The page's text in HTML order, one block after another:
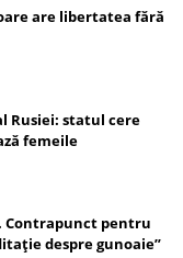
are libertatea fără
Rusiei: statul cere
femeile
Contrapunct pentru
despre gunoaie”